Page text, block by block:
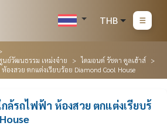
THB
ย์วัฒนธรรม เหม่งจ๋าย
ไดมอนด์ รัชดา คูลเฮ้าส์
งสวย ตกแต่งเรียบร้อย Diamond Cool House
ล้รถไฟฟ้า ห้องสวย ตกแต่งเรียบร้